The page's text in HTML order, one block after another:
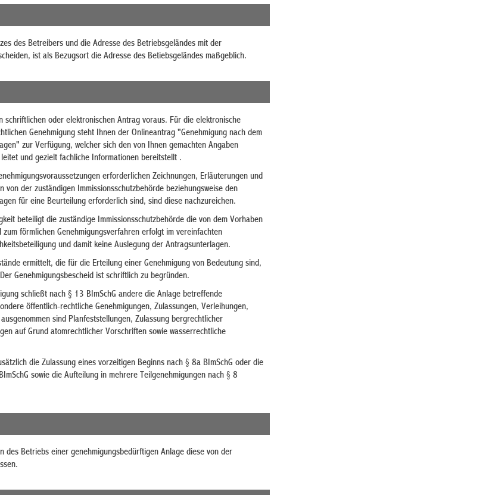
des Betreibers und die Adresse des Betriebsgeländes mit der
ist als Bezugsort die Adresse des Betiebsgeländes maßgeblich.
schriftlichen oder elektronischen Antrag voraus. Für die elektronische
Genehmigung steht Ihnen der Onlineantrag "Genehmigung nach dem
zur Verfügung, welcher sich den von Ihnen gemachten Angaben
und gezielt fachliche Informationen bereitstellt .
erforderlichen Zeichnungen, Erläuterungen und
von der zuständigen Immissionsschutzbehörde beziehungsweise den
für eine Beurteilung erforderlich sind, sind diese nachzureichen.
beteiligt die zuständige Immissionsschutzbehörde dievon dem Vorhaben
zum förmlichen Genehmigungsverfahren erfolgt im vereinfachten
und damit keine Auslegung der Antragsunterlagen.
ermittelt, die für die Erteilung einer Genehmigung von Bedeutung sind,
Genehmigungsbescheid ist schriftlich zu begründen.
schließt nach § 13 BImSchG andere die Anlage betreffende
öffentlich-rechtliche Genehmigungen, Zulassungen, Verleihungen,
sind Planfeststellungen, Zulassung bergrechtlicher
auf Grund atomrechtlicher Vorschriften sowie wasserrechtliche
die Zulassung eines vorzeitigen Beginns nach § 8a BImSchG oder die
sowie die Aufteilung in mehrere Teilgenehmigungen nach § 8
desBetriebs einer genehmigungsbedürftigenAnlage diese von der